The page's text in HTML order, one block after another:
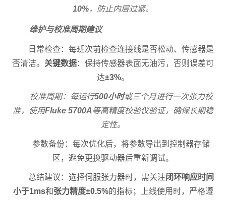
10%，防止内层过紧。
维护与校准周期建议
日常检查：每班次前检查连接线是否松动、传感器是
否清洁。 关键数据：保持传感器表面无油污，否则误差可
达±3%。
校准周期：每运行500小时或三个月进行一次张力校
准，使用Fluke 5700A等高精度校验仪验证，确保长期稳
定性。
参数备份：每次优化后，将参数导出到控制器存储
区，避免更换驱动器后重新调试。
总结建议：选择伺服张力器时，需关注闭环响应时间
小于1ms和张力精度±0.5%的指标；上线使用时，严格遵